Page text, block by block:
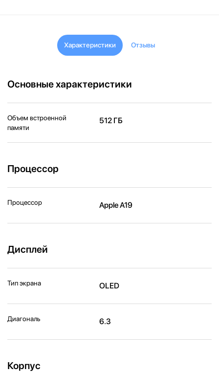
Характеристики Отзывы
Основные характеристики
Объем встроенной
памяти
512 ГБ
Процессор
Процессор Apple A19
Дисплей
Тип экрана OLED
Диагональ 6.3
Корпус